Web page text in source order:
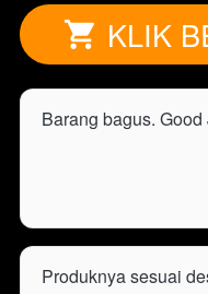
` KLIK
Barang bagus. Good
Produknya sesuai